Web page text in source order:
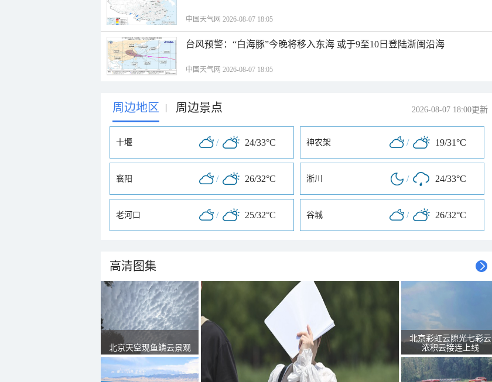
中国天气网 2026-08-07 18:05
台风预警：“白海豚”今晚将移入东海 或于9至10日登陆浙闽沿海
中国天气网 2026-08-07 18:05
周边地区 | 周边景点 2026-08-07 18:00更新
十堰 / 24/33°C 神农架 / 19/31°C
襄阳 / 26/32°C 淅川 / 24/33°C
老河口 / 25/32°C 谷城 / 26/32°C
高清图集
北京天空现鱼鳞云景观
北京彩虹云隙光七彩云
浓积云接连上线